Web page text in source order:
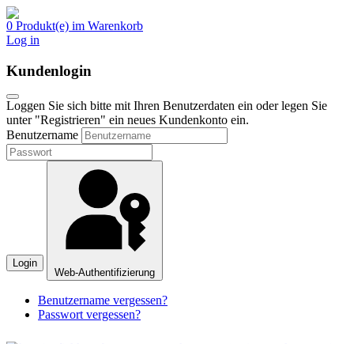
0 Produkt(e) im Warenkorb
Log in
Kundenlogin
Loggen Sie sich bitte mit Ihren Benutzerdaten ein oder legen Sie
unter "Registrieren" ein neues Kundenkonto ein.
Benutzername
Login
Web-Authentifizierung
Benutzername vergessen?
Passwort vergessen?